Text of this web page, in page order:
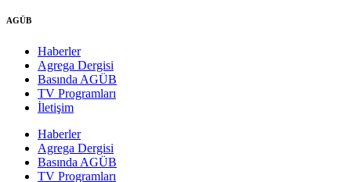
AGÜB
Haberler
Agrega Dergisi
Basında AGÜB
TV Programları
İletişim
Haberler
Agrega Dergisi
Basında AGÜB
TV Programları